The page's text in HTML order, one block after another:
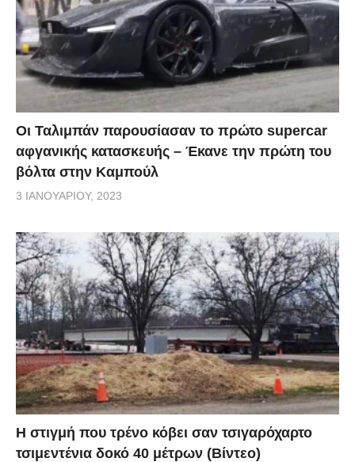
Οι Ταλιμπάν παρουσίασαν το πρώτο supercar
αφγανικής κατασκευής – Έκανε την πρώτη του
βόλτα στην Καμπούλ
3 ΙΑΝΟΥΑΡΊΟΥ, 2023
H στιγμή που τρένο κόβει σαν τσιγαρόχαρτο
τσιμεντένια δοκό 40 μέτρων (Βίντεο)